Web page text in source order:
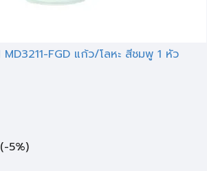
MD3211-FGD แก้ว/โลหะ สีชมพู 1 หัว
(-5%)